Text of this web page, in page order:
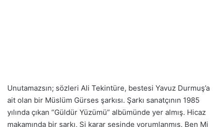
Unutamazsın; sözleri Ali Tekintüre, bestesi Yavuz Durmuş’a
ait olan bir Müslüm Gürses şarkısı. Şarkı sanatçının 1985
yılında çıkan “Güldür Yüzümü” albümünde yer almış. Hicaz
makamında bir şarkı, Si karar sesinde yorumlanmış. Ben Mi